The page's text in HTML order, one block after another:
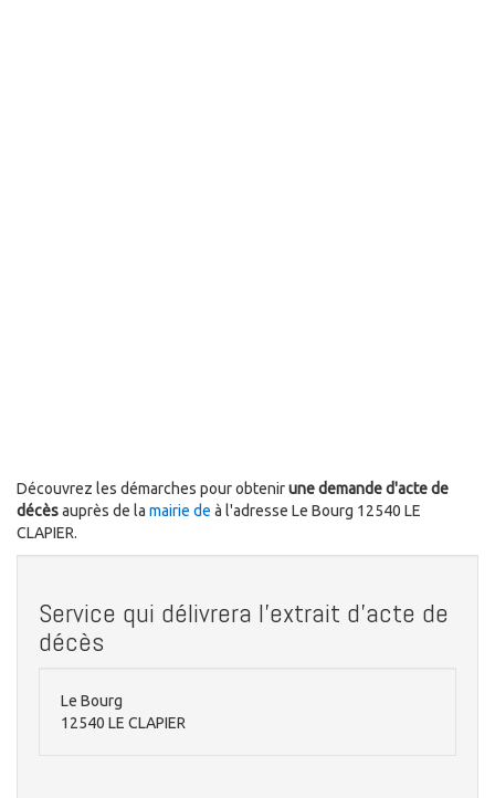
Découvrez les démarches pour obtenirune demande d'acte de
décèsauprès de la mairie de à l'adresse Le Bourg 12540 LE
CLAPIER.
Service qui délivrera l'extrait d'acte de
décès
Le Bourg
12540 LE CLAPIER